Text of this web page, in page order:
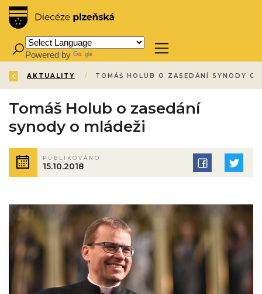
Powered by
ZPĚT
ÚVOD /
AKTUALITY /
Tomáš Holub o zasedání
synody o mládeži
PUBLIKOVÁNO
15.10.2018